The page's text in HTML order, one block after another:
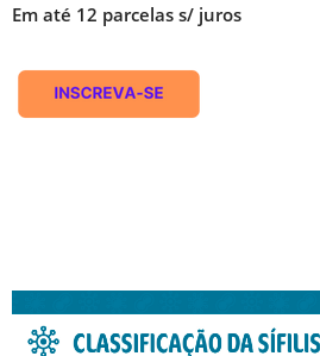
Em até 12 parcelas s/ juros